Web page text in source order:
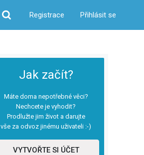
Hledat
Registrace Přihlásit se
Jak začít?
Máte doma nepotřebné věci?
Nechcete je vyhodit?
Prodlužte jim život a darujte
vše za odvoz jinému uživateli :-)
VYTVOŘTE SI ÚČET